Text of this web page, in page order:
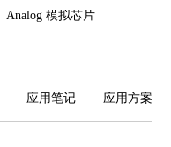
Analog 模拟芯片
应用笔记 应用方案